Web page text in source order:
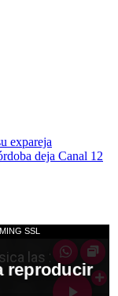
expareja
deja Canal 12